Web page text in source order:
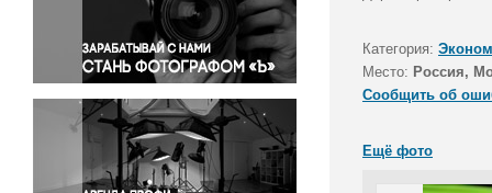
Правосудие
Происшествия и конфликты
Религия
Светская жизнь
Спорт
Экология
Экономика и бизнес
Категория:
Место: Россия,
Сообщить об
Ещё фото